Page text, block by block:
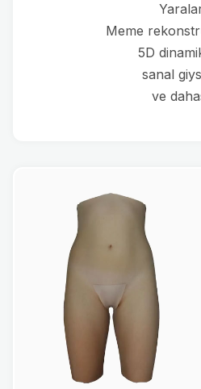
Meme
5D
sanal
ve